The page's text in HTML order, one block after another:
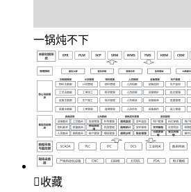
一锅炖不下
收藏